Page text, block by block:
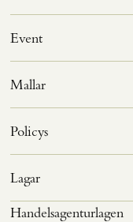
Event
Mallar
Policys
Lagar
Handelsagenturlagen